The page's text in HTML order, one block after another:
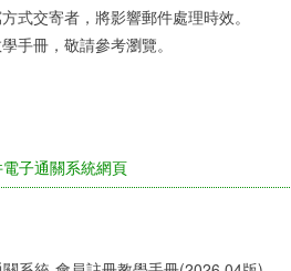
式交寄者，將影響郵件處理時效。
手冊，敬請參考瀏覽。
子通關系統網頁